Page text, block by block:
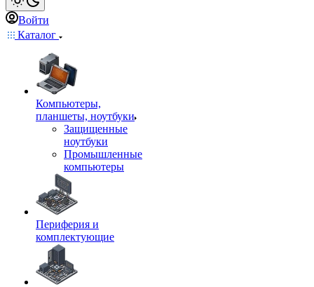
Войти
Каталог
Компьютеры,
планшеты, ноутбуки
Защищенные
ноутбуки
Промышленные
компьютеры
Периферия и
комплектующие